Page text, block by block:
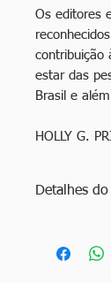
Os editores
contribuição
estar das
Brasil e
HOLLY G.
Detalhes